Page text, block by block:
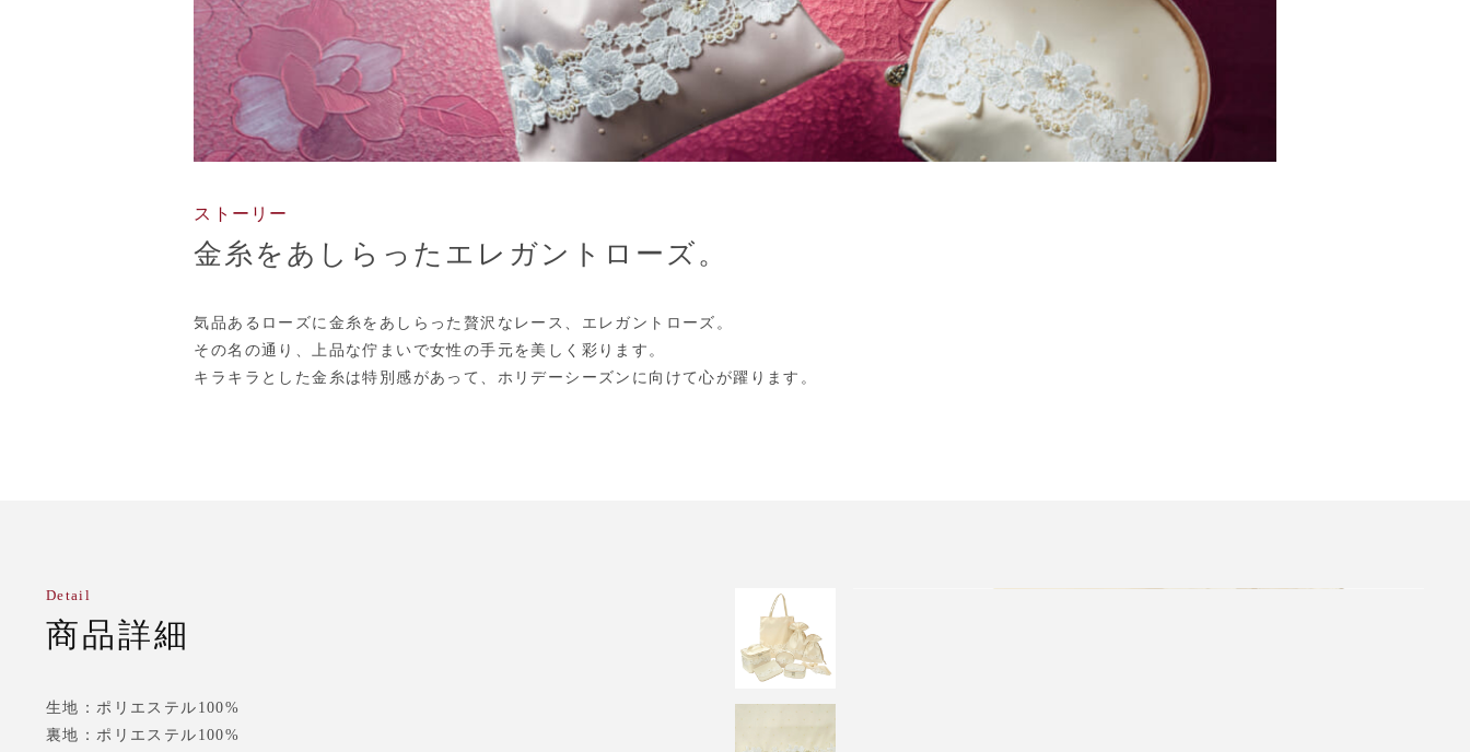
金糸をあしらったエレガントローズ。
ストーリー
気品あるローズに金糸をあしらった贅沢なレース、エレガントローズ。
その名の通り、上品な佇まいで女性の手元を美しく彩ります。
キラキラとした金糸は特別感があって、ホリデーシーズンに向けて心が躍ります。
商品詳細
Detail
生地：ポリエステル100%
裏地：ポリエステル100%